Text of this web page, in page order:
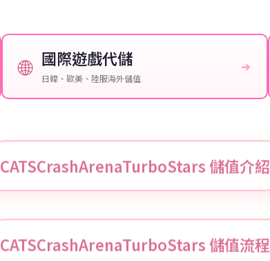
🌐 國際遊戲代儲
日韓、歐美、陸服海外儲值
➔
CATSCrashArenaTurboStars 儲值介紹
CATSCrashArenaTurboStars 儲值流程